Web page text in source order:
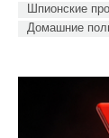
Шпионские
Домашние